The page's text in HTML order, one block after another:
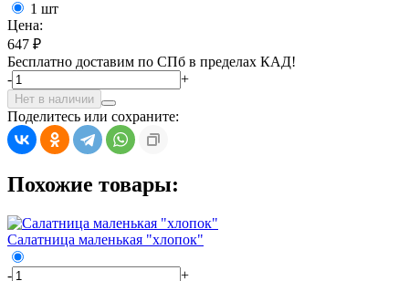
1 шт
Цена:
647 ₽
Бесплатно доставим по СПб в пределах КАД!
-
+
Нет в наличии
Поделитесь или сохраните:
Похожие товары:
Салатница маленькая "хлопок"
- +